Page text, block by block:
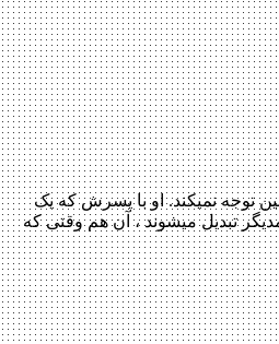
پلیس خوب ، نام سریالی جنایی و مهیج می‎باشد که توسط اندی برکمن ساخته شده است. این سریال داستان تونی کاروسو یک پلیس سابق را دنبال می‎کند که هیچوقت به قوانین توجه نمی‎کند. او با پسرش که یک
کارآگاه منطقی و مطیع قانون است و سخت‎ترین پرونده‎های جنایی بروکلین را حل می‎نماید در حال زندگی می‎باشد. این پدر و پسر عجیب و غریب ، به همکارهای غیر رسمی همدیگر تبدیل می‎شوند ، آن هم وقتی که